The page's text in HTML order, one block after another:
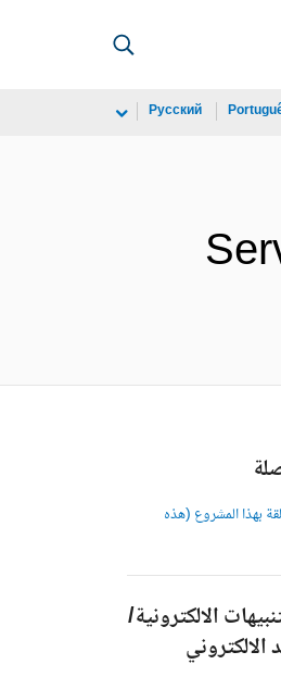
Русский
بهذا المشروع (هذه
الالكترونية/
الالكتروني